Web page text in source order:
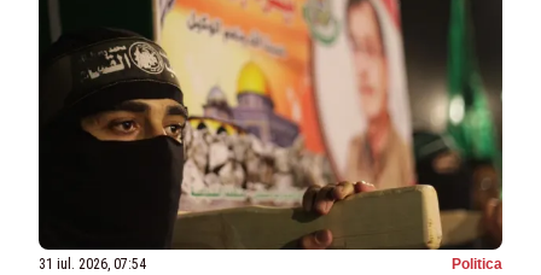
31 iul. 2026, 07:54 Politica